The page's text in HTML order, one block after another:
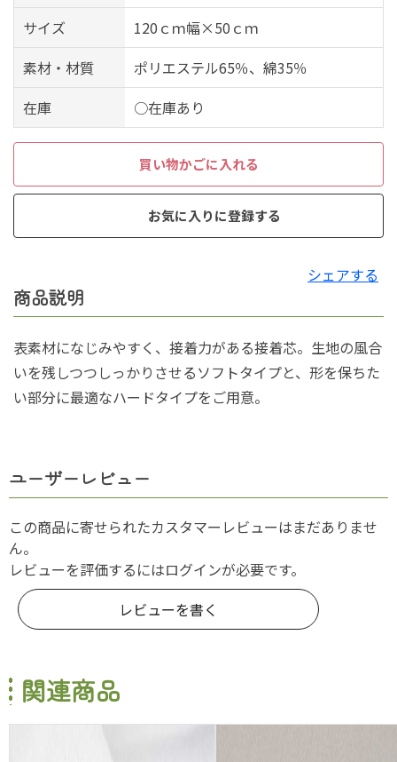
サイズ
120ｃｍ幅×50ｃｍ
素材・材質
ポリエステル65％、綿35％
在庫
○在庫あり
買い物かごに入れる
お気に入りに登録する
シェアする
商品説明
表素材になじみやすく、接着力がある接着芯。生地の風合
いを残しつつしっかりさせるソフトタイプと、形を保ちた
い部分に最適なハードタイプをご用意。
ユーザーレビュー
この商品に寄せられたカスタマーレビューはまだありませ
ん。
レビューを評価するにはログインが必要です。
レビューを書く
関連商品